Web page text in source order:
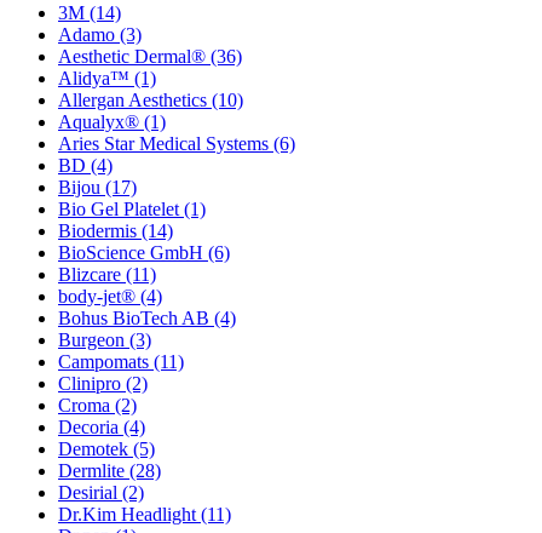
3M (14)
Adamo (3)
Aesthetic Dermal® (36)
Alidya™ (1)
Allergan Aesthetics (10)
Aqualyx® (1)
Aries Star Medical Systems (6)
BD (4)
Bijou (17)
Bio Gel Platelet (1)
Biodermis (14)
BioScience GmbH (6)
Blizcare (11)
body-jet® (4)
Bohus BioTech AB (4)
Burgeon (3)
Campomats (11)
Clinipro (2)
Croma (2)
Decoria (4)
Demotek (5)
Dermlite (28)
Desirial (2)
Dr.Kim Headlight (11)